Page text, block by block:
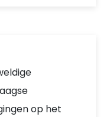
op het